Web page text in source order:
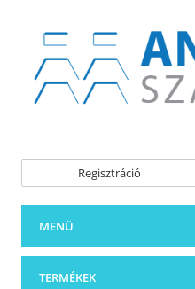
Regisztráció
MENÜ
TERMÉKEK